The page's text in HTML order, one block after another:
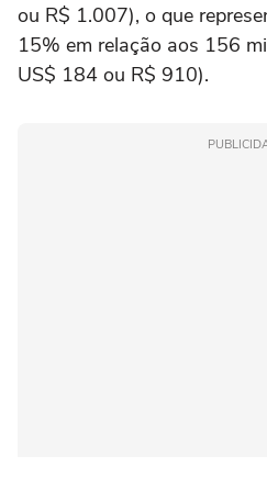
ou R$ 1.007), o que
15% em relação aos 156
US$ 184 ou R$ 910).